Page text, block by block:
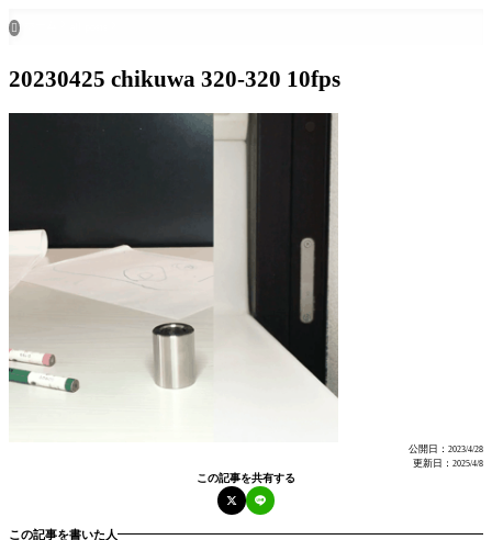

20230425 chikuwa 320-320 10fps
公開日： 2023/4/28
更新日： 2025/4/8
この記事を共有する
この記事を書いた人